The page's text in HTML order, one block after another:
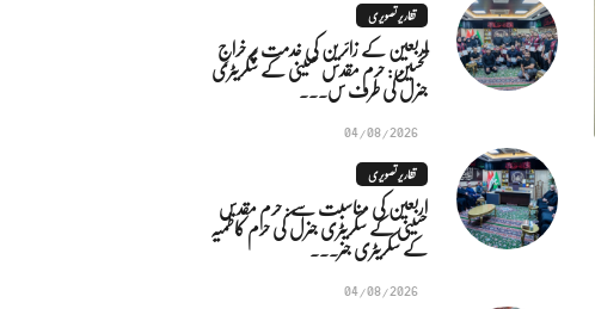
تقاریر تصویری
اربعین کے زائرین کی خدمت پر خراجِ
تحسین: حرم مقدس حسینی کے سکریٹری
جنرل کی طرف س...
04/08/2026
تقاریر تصویری
اربعین کی مناسبت سے: حرم مقدس
حسینی کے سکریٹری جنرل کی حرم کاظمیہ
کے سکریٹری جنر...
04/08/2026